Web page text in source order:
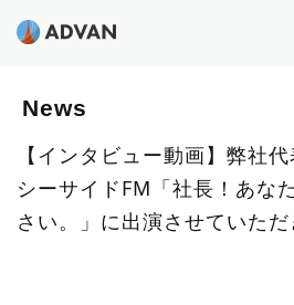
News
【インタビュー動画】弊社
シーサイドFM「社長！あな
さい。」に出演させていただ